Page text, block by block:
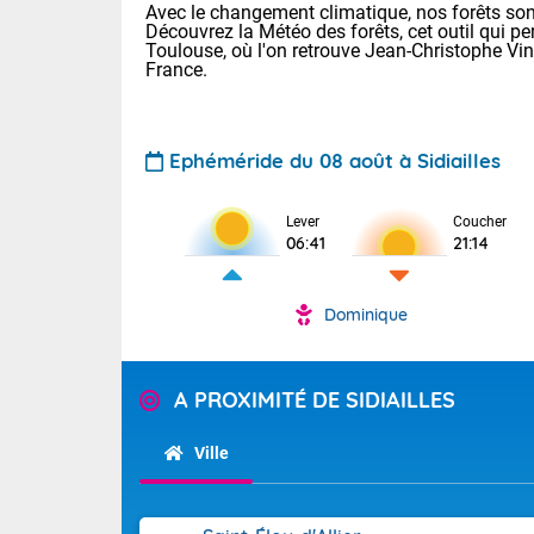
Pour la
Tendance
Avec le changement climatique, nos forêts
Découvrez la Météo des forêts, cet outil qui
Toulouse, où l'on retrouve Jean-Christophe
France.
Ephéméride du 08 août à Sidiailles
Lever
06:41
Coucher
21:14
Dominique
A PROXIMITÉ DE SIDIAILLES
Ville
Voici les
29/16 Paris :
Clermont-
Lille : 28/15
Demain
Temps
Des résidus